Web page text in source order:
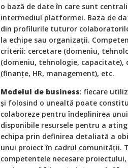
o bază de date în care sunt
intermediul platformei. Baza de
din profilurile tuturor
la echipe sau organizaţii.
criterii: cercetare (domeniu,
(domeniu, tehnologie, capacitate),
(finanţe, HR, management), etc.
Modelul de business: fiecare
şi folosind o unealtă poate
colaboreze pentru îndeplinirea
disponibile resursele pentru a
echipa prin definirea detaliată a
unui proiect în cadrul comunităţii.
competentele necesare